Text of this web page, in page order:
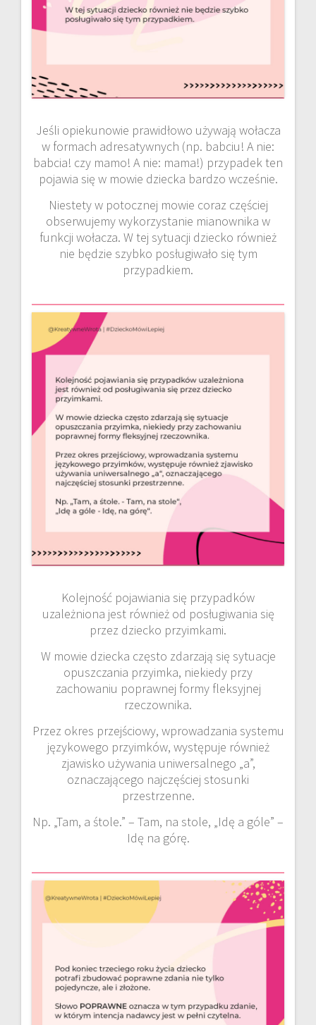
Jeśli opiekunowie prawidłowo używają wołacza
w formach adresatywnych (np. babciu! A nie:
babcia! czy mamo! A nie: mama!) przypadek ten
pojawia się w mowie dziecka bardzo wcześnie.
Niestety w potocznej mowie coraz częściej
obserwujemy wykorzystanie mianownika w
funkcji wołacza. W tej sytuacji dziecko również
nie będzie szybko posługiwało się tym
przypadkiem.
Kolejność pojawiania się przypadków
uzależniona jest również od posługiwania się
przez dziecko przyimkami.
W mowie dziecka często zdarzają się sytuacje
opuszczania przyimka, niekiedy przy
zachowaniu poprawnej formy fleksyjnej
rzeczownika.
Przez okres przejściowy, wprowadzania systemu
językowego przyimków, występuje również
zjawisko używania uniwersalnego „a”,
oznaczającego najczęściej stosunki
przestrzenne.
Np. „Tam, a śtole.” – Tam, na stole, „Idę a góle” –
Idę na górę.